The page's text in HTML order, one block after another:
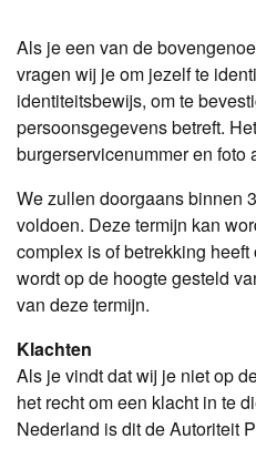
Als je een van de
vragen wij je om jezelf te
identiteitsbewijs, om te
persoonsgegevens betreft.
burgerservicenummer en foto
We zullen doorgaans binnen
voldoen. Deze termijn kan
complex is of betrekking
wordt op de hoogte gesteld
van deze termijn.
Klachten
Als je vindt dat wij je niet op
het recht om een klacht in te
Nederland is dit de Autoriteit